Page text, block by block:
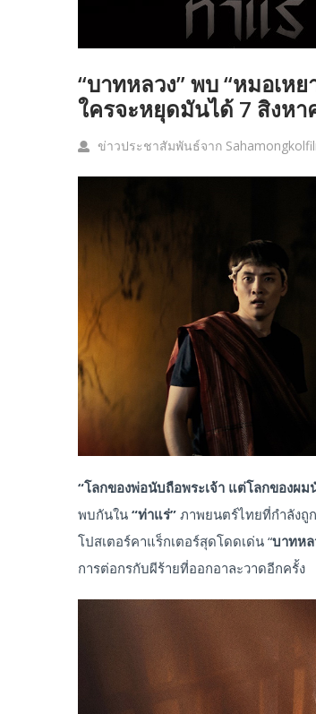
“บาทหลวง” พบ “หมอเห
ใครจะหยุดมันได้ 7 สิงห
ข่าวประชาสัมพันธ์จาก
“โลกของพ่อนับถือพระเจ้า แต่โลกของผม
พบกันใน “ท่าแร่” ภาพยนตร์ไทยที่กำลัง
โปสเตอร์คาแร็กเตอร์สุดโดดเด่น “บาทหล
การต่อกรกับผีร้ายที่ออกอาละวาดอีกครั้ง